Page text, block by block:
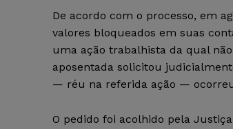
De acordo com o processo, em
valores bloqueados em suas
uma ação trabalhista da qual
aposentada solicitou
— réu na referida ação —
O pedido foi acolhido pela